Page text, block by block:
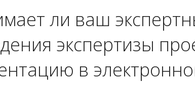
ли ваш
экспертизы
в